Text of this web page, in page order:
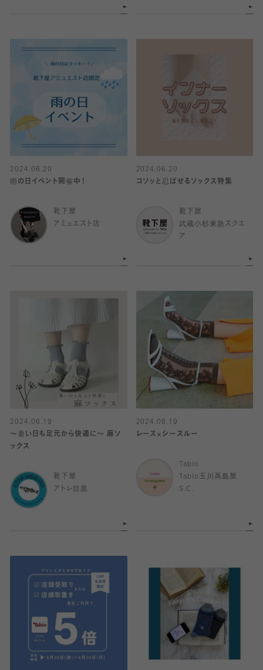
2024.06.20
雨の日イベント開催中！
靴下屋
アミュエスト店
2024.06.20
コソッと忍ばせるソックス特集
靴下屋
武蔵小杉東急スクエ
ア
2024.06.19
〜暑い日も足元から快適に〜 麻ソ
ックス
靴下屋
アトレ目黒
2024.06.19
レース×シースルー
Tabio
Tabio玉川高島屋
S.C.